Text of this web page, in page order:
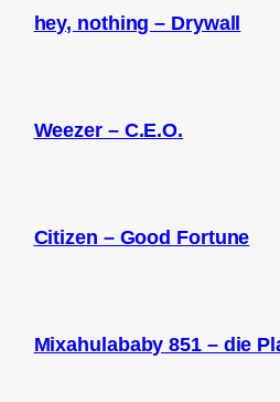
hey, nothing – Drywall
Weezer – C.E.O.
Citizen – Good Fortune
Mixahulababy 851 – die